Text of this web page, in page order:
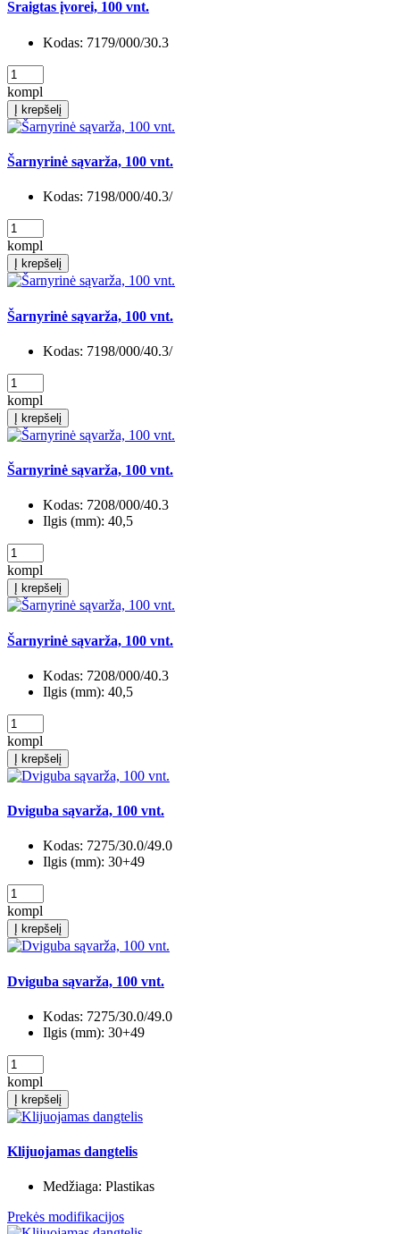
Sraigtas įvorei, 100 vnt.
Kodas: 7179/000/30.3
kompl
Į krepšelį
Šarnyrinė sąvarža, 100 vnt.
Kodas: 7198/000/40.3/
kompl
Į krepšelį
Šarnyrinė sąvarža, 100 vnt.
Kodas: 7198/000/40.3/
kompl
Į krepšelį
Šarnyrinė sąvarža, 100 vnt.
Kodas: 7208/000/40.3
Ilgis (mm): 40,5
kompl
Į krepšelį
Šarnyrinė sąvarža, 100 vnt.
Kodas: 7208/000/40.3
Ilgis (mm): 40,5
kompl
Į krepšelį
Dviguba sąvarža, 100 vnt.
Kodas: 7275/30.0/49.0
Ilgis (mm): 30+49
kompl
Į krepšelį
Dviguba sąvarža, 100 vnt.
Kodas: 7275/30.0/49.0
Ilgis (mm): 30+49
kompl
Į krepšelį
Klijuojamas dangtelis
Medžiaga: Plastikas
Prekės modifikacijos